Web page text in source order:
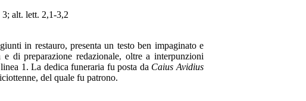
alt. lett. 2,1-3,2
in restauro, presenta un testo ben impaginato e
di preparazione redazionale, oltre a interpunzioni
1. La dedica funeraria fu posta da Caius Avidius
del quale fu patrono.